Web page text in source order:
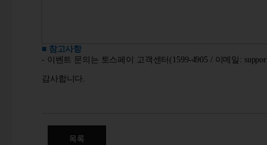
■ 참고사항
- 이벤트 문의는 토스페이 고객센터 (1599-4905 / 이메일 :
감사합니다.
목록